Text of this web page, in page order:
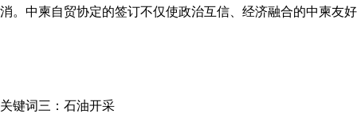
消。中柬自贸协定的签订不仅使政治互信、经济融合的中柬友
关键词三：石油开采